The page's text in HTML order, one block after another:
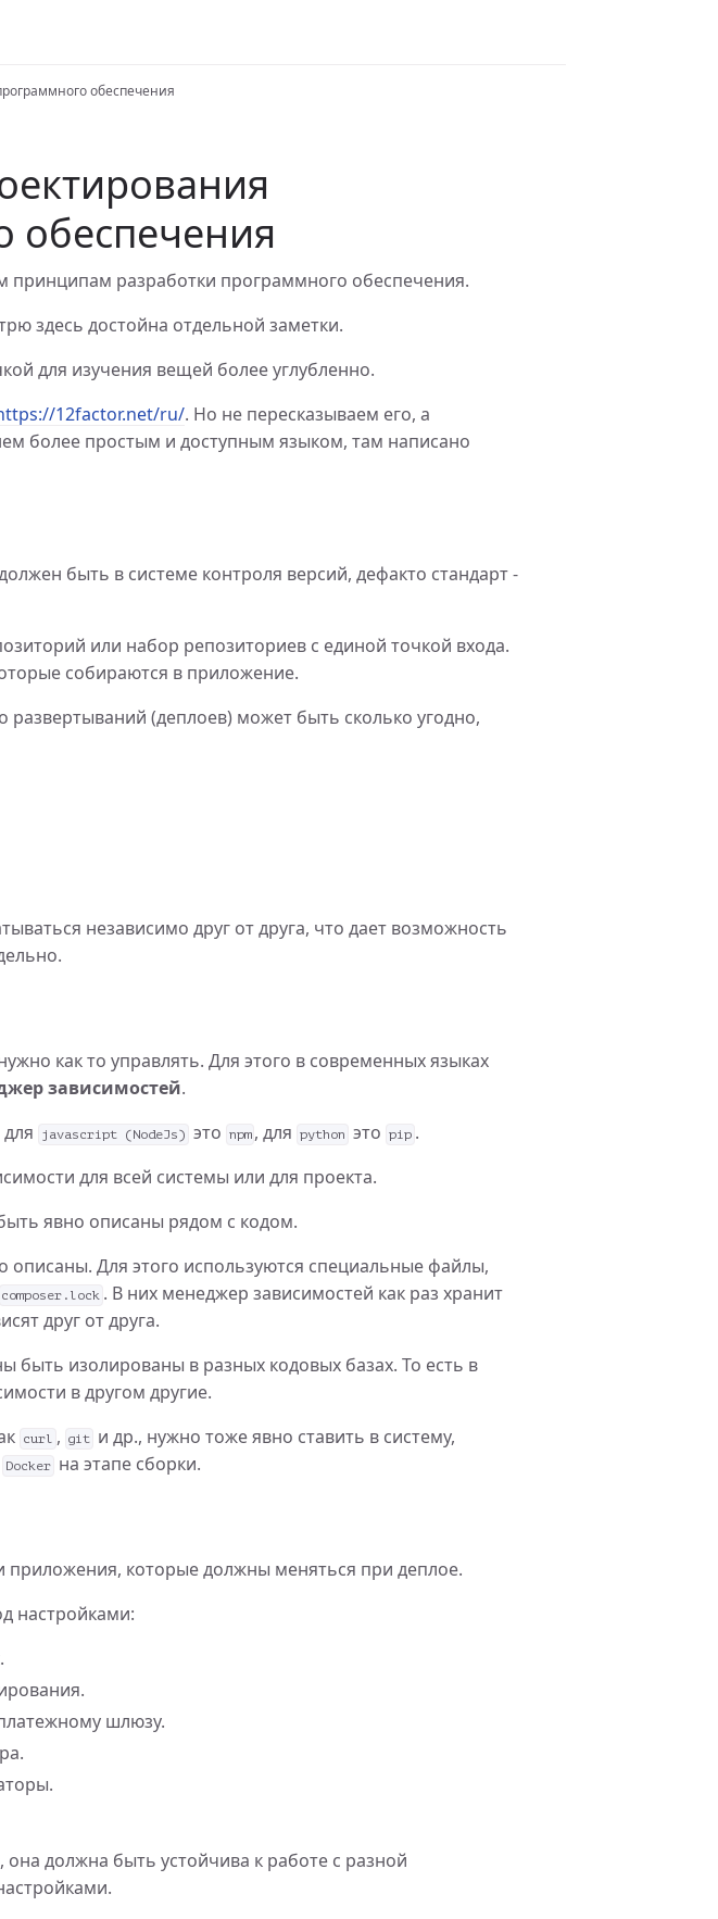
обеспечения
обеспечения
принципам разработки программного обеспечения.
здесь достойна отдельной заметки.
для изучения вещей более углубленно.
12factor.net/ru/. Но не пересказываем его, а
более простым и доступным языком, там написано
быть в системе контроля версий, дефакто стандарт -
или набор репозиториев с единой точкой входа.
собираются в приложение.
развертываний (деплоев) может быть сколько угодно,
независимо друг от друга, что дает возможность
как то управлять. Для этого в современных языках
зависимостей.
для javascript (NodeJs) это npm , для python это pip .
для всей системы или для проекта.
явно описаны рядом с кодом.
Для этого используются специальные файлы,
composer.lock . В них менеджер зависимостей как раз хранит
друг от друга.
быть изолированы в разных кодовых базах. То есть в
в другом другие.
curl , git и др., нужно тоже явно ставить в систему,
Docker на этапе сборки.
приложения, которые должны меняться при деплое.
настройками:
шлюзу.
она должна быть устойчива к работе с разной